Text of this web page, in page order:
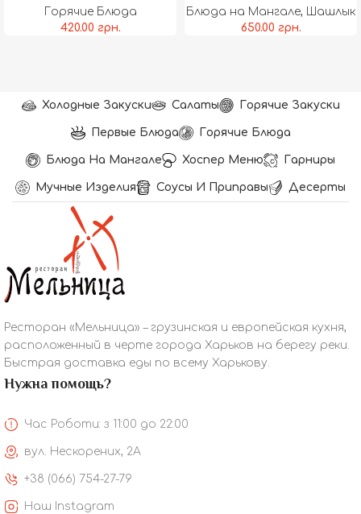
Горячие Блюда
420.00 грн.
Блюда на Мангале, Шашлык
650.00 грн.
Холодные Закуски Салаты Горячие Закуски
Первые Блюда Горячие Блюда
Блюда На Мангале Хоспер Меню Гарниры
Мучные Изделия Соусы И Приправы Десерты
Ресторан «Мельница» – грузинская и европейская кухня,
расположенный в черте города Харьков на берегу реки.
Быстрая доставка еды по всему Харькову.
Нужна помощь?
Час Роботи: з 11:00 до 22:00
вул. Нескорених, 2А
+38 (066) 754-27-79
Наш Instagram